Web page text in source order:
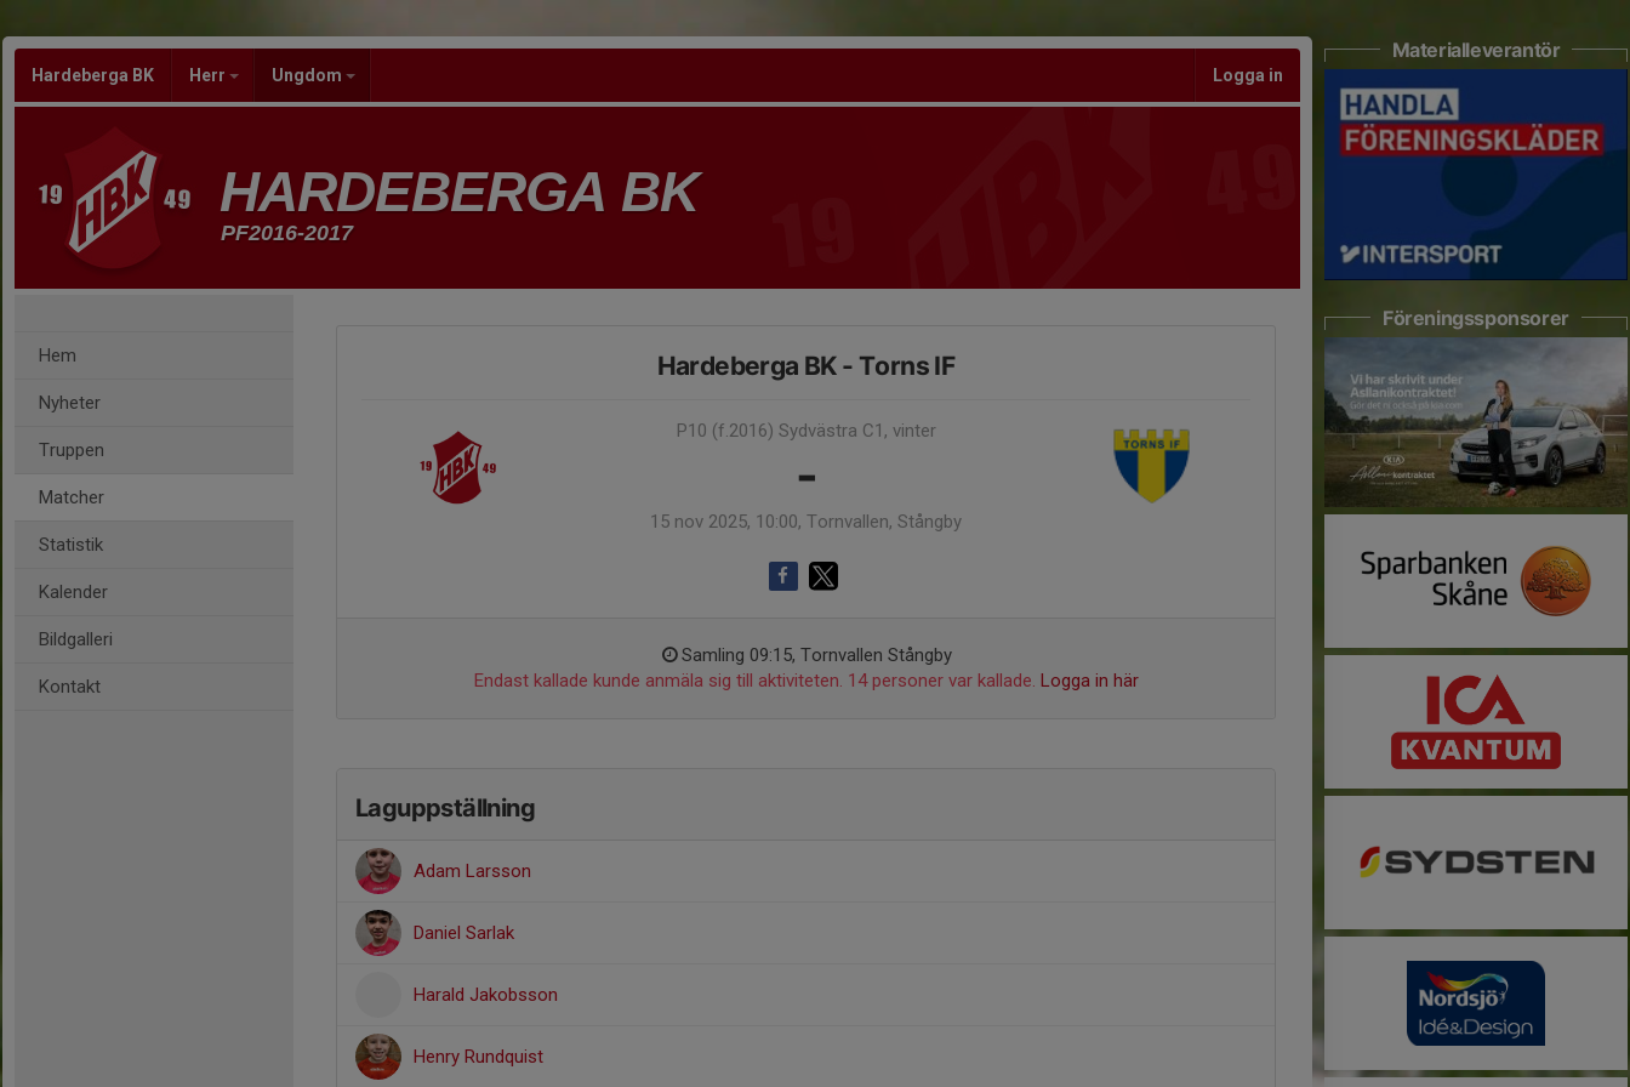
Hardeberga BK Herr Ungdom Logga in
HARDEBERGA BK
PF2016-2017
Hem
Nyheter
Truppen
Matcher
Statistik
Kalender
Bildgalleri
Kontakt
Hardeberga BK - Torns IF
P10 (f.2016) Sydvästra C1, vinter
-
15 nov 2025, 10:00, Tornvallen, Stångby
Samling 09:15, Tornvallen Stångby
Endast kallade kunde anmäla sig till aktiviteten. 14 personer var kallade. Logga in här
Laguppställning
Adam Larsson
Daniel Sarlak
Harald Jakobsson
Henry Rundquist
Materialleverantör
Föreningssponsorer